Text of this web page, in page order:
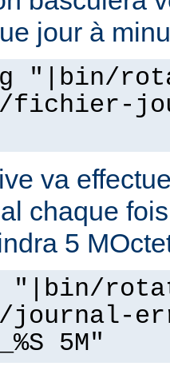
jour à
"|bin/
fichier-
va
chaque
5
"|bin/
5M"